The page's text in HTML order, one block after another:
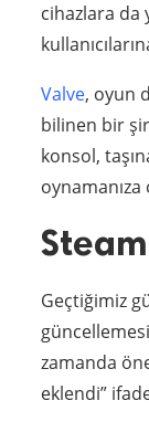
cihazlara da
Valve, oyun
bilinen bir
konsol,
Geçtiğimiz
zamanda
eklendi”